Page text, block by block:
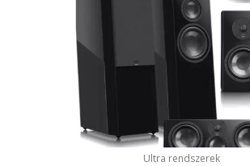
Ultra rendszerek